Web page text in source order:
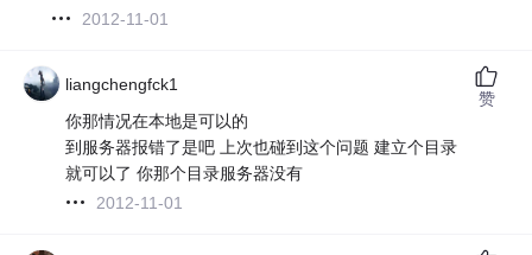
2012-11-01
liangchengfck1
你那情况在本地是可以的
到服务器报错了是吧 上次也碰到这个问题 建立个目录
就可以了 你那个目录服务器没有
2012-11-01
赞